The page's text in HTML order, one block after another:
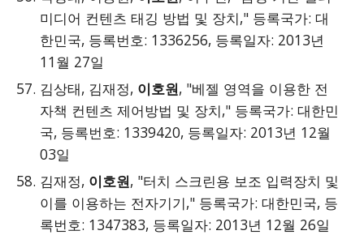
미디어 컨텐츠 태깅 방법 및 장치," 등록국가: 대
한민국, 등록번호: 1336256, 등록일자: 2013년
11월 27일
김상태, 김재정, 이호원, "베젤 영역을 이용한 전
자책 컨텐츠 제어방법 및 장치," 등록국가: 대한민
국, 등록번호: 1339420, 등록일자: 2013년 12월
03일
김재정, 이호원, "터치 스크린용 보조 입력장치 및
이를 이용하는 전자기기," 등록국가: 대한민국, 등
록번호: 1347383, 등록일자: 2013년 12월 26일